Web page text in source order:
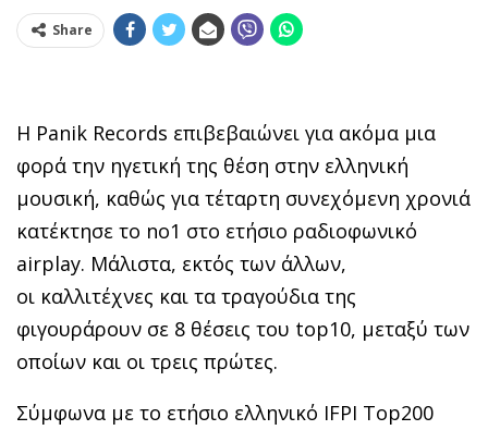
Share
Η Panik Records επιβεβαιώνει για ακόμα μια
φορά την ηγετική της θέση στην ελληνική
μουσική, καθώς για τέταρτη συνεχόμενη χρονιά
κατέκτησε το no1 στο ετήσιο ραδιοφωνικό
airplay. Μάλιστα, εκτός των άλλων,
οι καλλιτέχνες και τα τραγούδια της
φιγουράρουν σε 8 θέσεις του top10, μεταξύ των
οποίων και οι τρεις πρώτες.
Σύμφωνα με το ετήσιο ελληνικό IFPI Top200